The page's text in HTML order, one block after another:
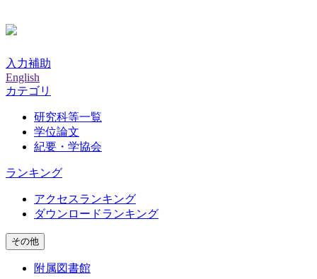
入力補助
English
カテゴリ
研究科等一覧
学位論文
紀要・学協会
ランキング
アクセスランキング
ダウンロードランキング
その他
附属図書館